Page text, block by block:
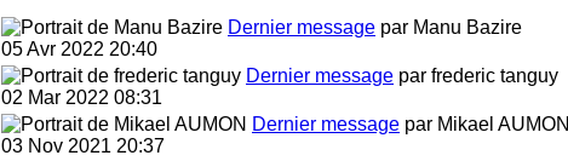
Dernier message par Manu Bazire
05 Avr 2022 20:40
Dernier message par frederic tanguy
02 Mar 2022 08:31
Dernier message par Mikael AUMON
03 Nov 2021 20:37